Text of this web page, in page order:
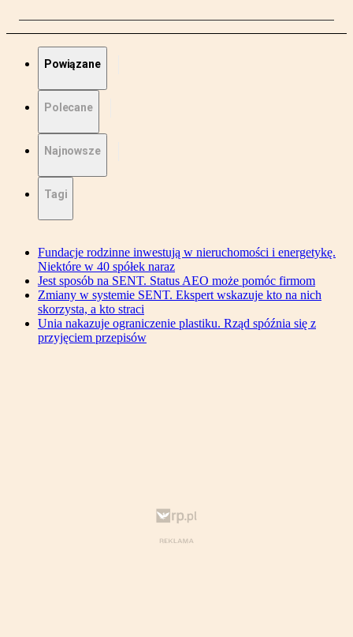
Powiązane
Polecane
Najnowsze
Tagi
Fundacje rodzinne inwestują w nieruchomości i energetykę.
Niektóre w 40 spółek naraz
Jest sposób na SENT. Status AEO może pomóc firmom
Zmiany w systemie SENT. Ekspert wskazuje kto na nich
skorzysta, a kto straci
Unia nakazuje ograniczenie plastiku. Rząd spóźnia się z
przyjęciem przepisów